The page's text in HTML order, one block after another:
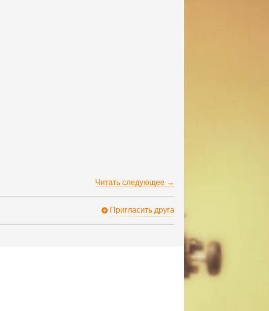
Читать следующее →
Пригласить друга